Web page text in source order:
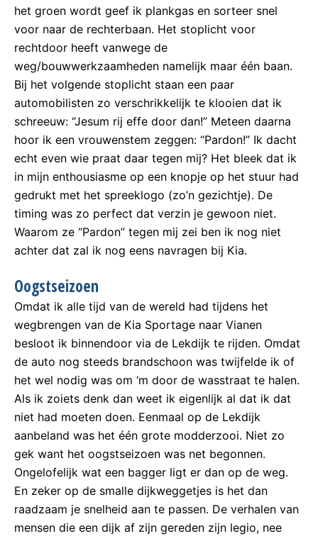
het groen wordt geef ik plankgas en sorteer snel
voor naar de rechterbaan. Het stoplicht voor
rechtdoor heeft vanwege de
weg/bouwwerkzaamheden namelijk maar één baan.
Bij het volgende stoplicht staan een paar
automobilisten zo verschrikkelijk te klooien dat ik
schreeuw: “Jesum rij effe door dan!” Meteen daarna
hoor ik een vrouwenstem zeggen: “Pardon!” Ik dacht
echt even wie praat daar tegen mij? Het bleek dat ik
in mijn enthousiasme op een knopje op het stuur had
gedrukt met het spreeklogo (zo’n gezichtje). De
timing was zo perfect dat verzin je gewoon niet.
Waarom ze “Pardon” tegen mij zei ben ik nog niet
achter dat zal ik nog eens navragen bij Kia.
Oogstseizoen
Omdat ik alle tijd van de wereld had tijdens het
wegbrengen van de Kia Sportage naar Vianen
besloot ik binnendoor via de Lekdijk te rijden. Omdat
de auto nog steeds brandschoon was twijfelde ik of
het wel nodig was om ‘m door de wasstraat te halen.
Als ik zoiets denk dan weet ik eigenlijk al dat ik dat
niet had moeten doen. Eenmaal op de Lekdijk
aanbeland was het één grote modderzooi. Niet zo
gek want het oogstseizoen was net begonnen.
Ongelofelijk wat een bagger ligt er dan op de weg.
En zeker op de smalle dijkweggetjes is het dan
raadzaam je snelheid aan te passen. De verhalen van
mensen die een dijk af zijn gereden zijn legio, nee